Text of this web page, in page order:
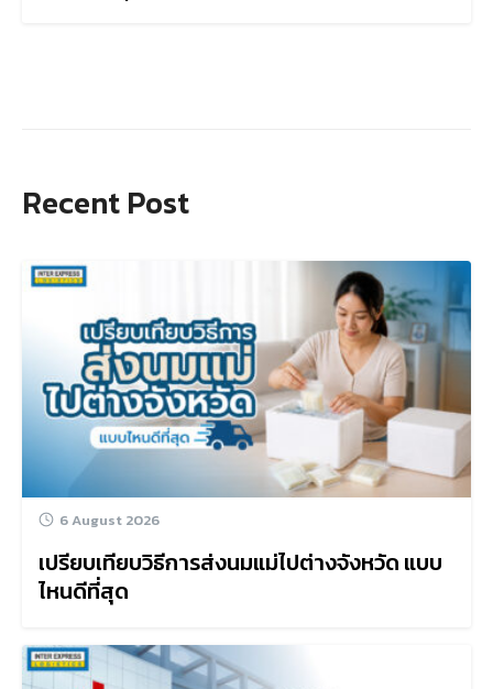
Recent Post
6 August 2026
เปรียบเทียบวิธีการส่งนมแม่ไปต่างจังหวัด แบบ
ไหนดีที่สุด